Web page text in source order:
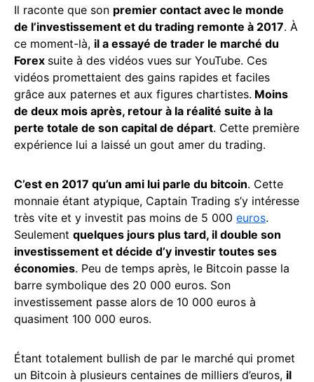
Il raconte que son premier contact avec le monde
de l’investissement et du trading remonte à 2017. À
ce moment-là, il a essayé de trader le marché du
Forex suite à des vidéos vues sur YouTube. Ces
vidéos promettaient des gains rapides et faciles
grâce aux paternes et aux figures chartistes. Moins
de deux mois après, retour à la réalité suite à la
perte totale de son capital de départ. Cette première
expérience lui a laissé un gout amer du trading.
C’est en 2017 qu’un ami lui parle du bitcoin. Cette
monnaie étant atypique, Captain Trading s’y intéresse
très vite et y investit pas moins de 5 000 euros.
Seulement quelques jours plus tard, il double son
investissement et décide d’y investir toutes ses
économies. Peu de temps après, le Bitcoin passe la
barre symbolique des 20 000 euros. Son
investissement passe alors de 10 000 euros à
quasiment 100 000 euros.
Étant totalement bullish de par le marché qui promet
un Bitcoin à plusieurs centaines de milliers d’euros, il